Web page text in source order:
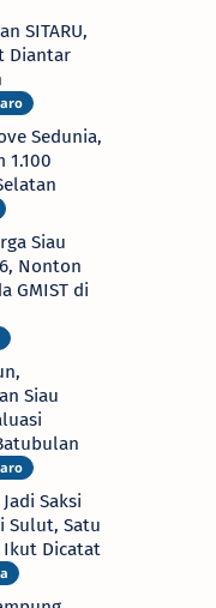
SITARU,
Diantar
Sedunia,
1.100
Siau
Nonton
GMIST di
Siau
Saksi
Sulut, Satu
Ikut Dicatat